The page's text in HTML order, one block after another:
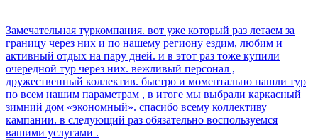
Замечательная туркомпания. вот уже который раз летаем за
границу через них и по нашему региону ездим, любим и
активный отдых на пару дней. и в этот раз тоже купили
очередной тур через них. вежливый персонал ,
дружественный коллектив. быстро и моментально нашли тур
по всем нашим параметрам , в итоге мы выбрали каркасный
зимний дом «экономный». спасибо всему коллективу
кампании. в следующий раз обязательно воспользуемся
вашими услугами .